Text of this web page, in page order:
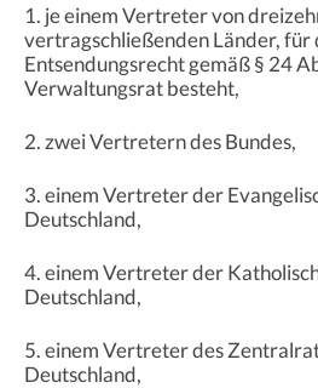
1. je einem Vertreter von
vertragschließenden Länder, für
Entsendungsrecht gemäß § 24
Verwaltungsrat besteht,
2. zwei Vertretern des Bundes,
3. einem Vertreter der
Deutschland,
4. einem Vertreter der
Deutschland,
5. einem Vertreter des
Deutschland,